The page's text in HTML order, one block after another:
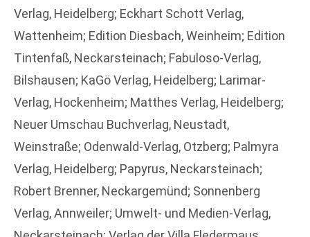
Verlag, Heidelberg; Eckhart Schott Verlag,
Wattenheim; Edition Diesbach, Weinheim; Edition
Tintenfaß, Neckarsteinach; Fabuloso-Verlag,
Bilshausen; KaGö Verlag, Heidelberg; Larimar-
Verlag, Hockenheim; Matthes Verlag, Heidelberg;
Neuer Umschau Buchverlag, Neustadt,
Weinstraße; Odenwald-Verlag, Otzberg; Palmyra
Verlag, Heidelberg; Papyrus, Neckarsteinach;
Robert Brenner, Neckargemünd; Sonnenberg
Verlag, Annweiler; Umwelt- und Medien-Verlag,